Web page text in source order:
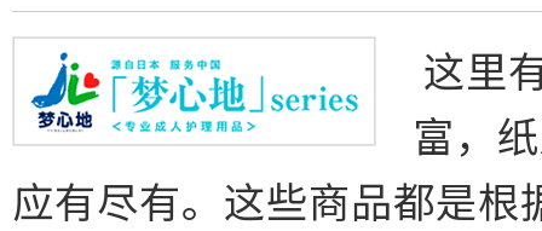
这里
富，
应有尽有。这些商品都是